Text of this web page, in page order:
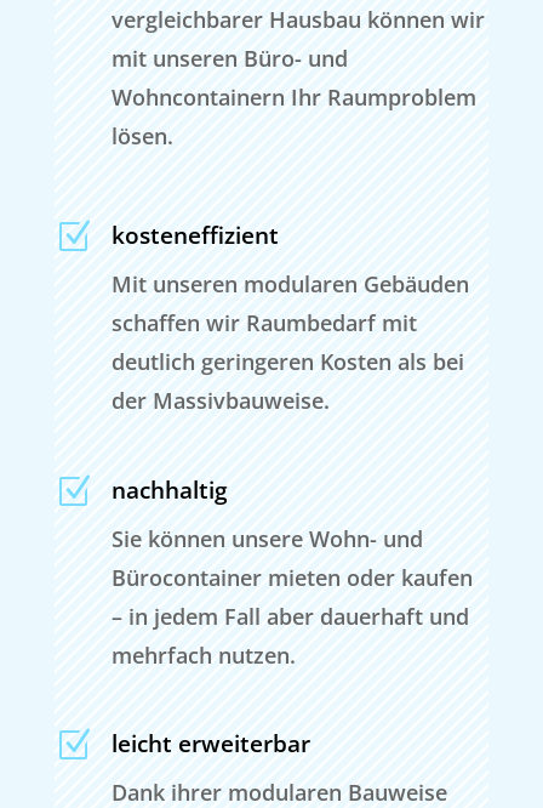
vergleichbarer Hausbau können wir
mit unseren Büro- und
Wohncontainern Ihr Raumproblem
lösen.
Z kosteneffizient
Mit unseren modularen Gebäuden
schaffen wir Raumbedarf mit
deutlich geringeren Kosten als bei
der Massivbauweise.
Z nachhaltig
Sie können unsere Wohn- und
Bürocontainer mieten oder kaufen
– in jedem Fall aber dauerhaft und
mehrfach nutzen.
Z leicht erweiterbar
Dank ihrer modularen Bauweise